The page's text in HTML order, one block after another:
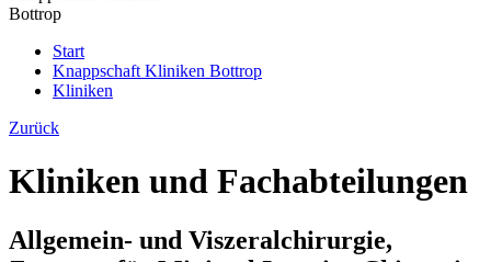
Bottrop
Start
Knappschaft Kliniken Bottrop
Kliniken
Zurück
Kliniken und Fachabteilungen
Allgemein- und Viszeralchirurgie,